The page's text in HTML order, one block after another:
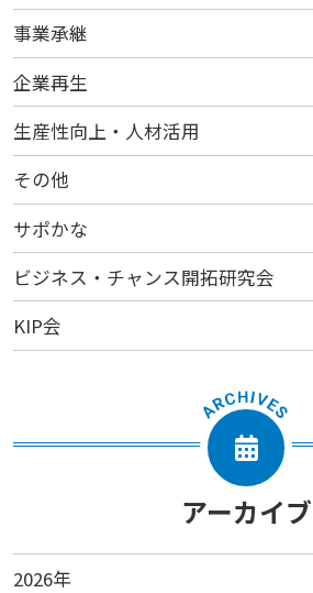
事業承継
企業再生
生産性向上・人材活用
その他
サポかな
ビジネス・チャンス開拓研究会
KIP会
アーカイブ
2026年